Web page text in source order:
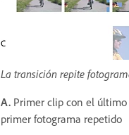
La transición repite
A. Primer clip con el
primer fotograma repetido